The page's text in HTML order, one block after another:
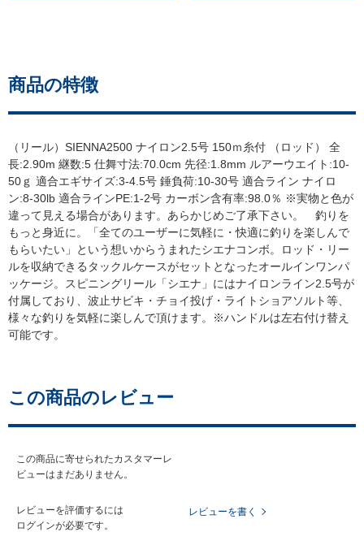
商品の特徴
（リール）SIENNA2500 ナイロン2.5号 150ｍ糸付 （ロッド） 全
長:2.90m 継数:5 仕舞寸法:70.0cm 先径:1.8mm ルアーウエイト:10-
50ｇ 適合エギサイズ:3-4.5号 錘負荷:10-30号 適合ライン ナイロ
ン:8-30lb 適合ラインPE:1-2号 カーボン含有率:98.0％ ※実物と色が
違って見える場合があります。あらかじめご了承下さい。 釣りを
もっと身近に。「全てのユーザーに気軽に・快適に釣りを楽しんで
もらいたい」という想いからうまれたシエナコンボ。ロッド・リー
ルを収納できるタックルケースがセットとなったオールインワンパ
ッケージ。スピニングリール「シエナ」にはナイロンライン2.5号が
付属しており、波止サビキ・チョイ投げ・ライトショアソルト等、
様々な釣りを気軽に楽しんで頂けます。※ハンドルは左右付け替え
可能です。
この商品のレビュー
この商品に寄せられたカスタマーレ
ビューはまだありません。
レビューを評価するには
ログインが必要です。
レビューを書く